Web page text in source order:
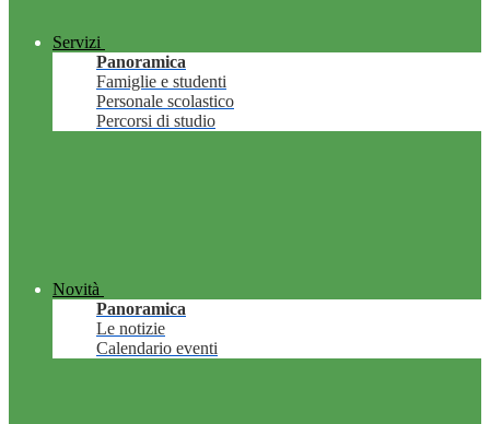
Servizi
Panoramica
Famiglie e studenti
Personale scolastico
Percorsi di studio
Novità
Panoramica
Le notizie
Calendario eventi